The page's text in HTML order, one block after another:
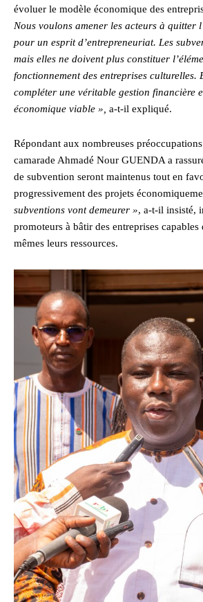
évoluer le modèle économique des
Nous voulons amener les acteurs à quitter
pour un esprit d’entrepreneuriat. Les
mais elles ne doivent plus constituer
fonctionnement des entreprises culturelles.
compléter une véritable gestion financière
économique viable », a-t-il expliqué.
Répondant aux nombreuses
camarade Ahmadé Nour GUENDA a
de subvention seront maintenus tout en
progressivement des projets
subventions vont demeurer », a-t-il insisté,
promoteurs à bâtir des entreprises capables
mêmes leurs ressources.